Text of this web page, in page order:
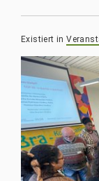
Existiert in